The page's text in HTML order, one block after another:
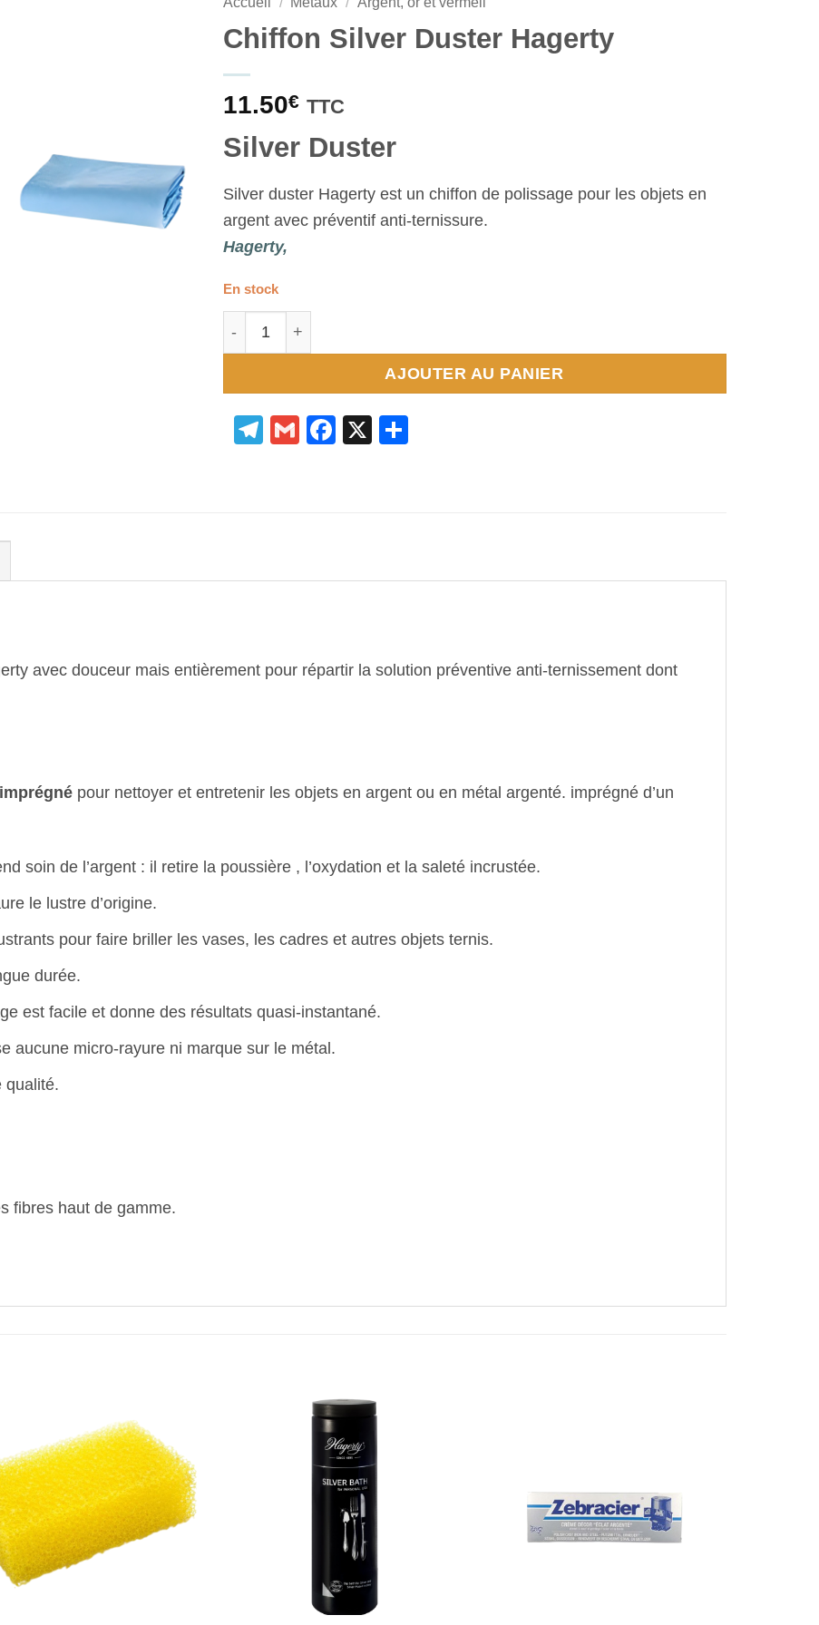
Chiffon Silver Duster Hagerty
11.50€ TTC
Silver Duster
Silver duster Hagerty est un chiffon de polissage pour les objets en
argent avec préventif anti-ternissure.
Hagerty,
En stock
AJOUTER AU PANIER
Telegram
GmailFacebook
X
avec douceur mais entièrement pour répartir la solution préventive anti-ternissement dont
pour nettoyer et entretenir les objets en argent ou en métal argenté. imprégné d’un
soin de l’argent : il retire la poussière , l’oxydation et la saleté incrustée.
le lustre d’origine.
pour faire briller les vases, les cadres et autres objets ternis.
durée.
est facile et donne des résultats quasi-instantané.
aucune micro-rayure ni marque sur le métal.
fibres haut de gamme.